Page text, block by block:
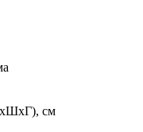
см